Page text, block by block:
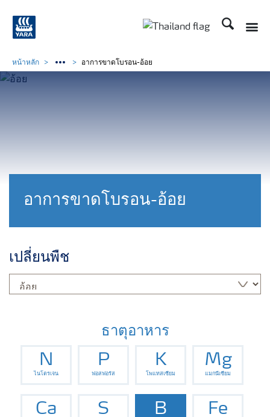
ค้นหา
อาการขาดโบรอน-อ้อย
หน้าหลัก อาการขาดโบรอน-อ้อย
เปลี่ยนพืช
ธาตุอาหาร
N
ไนโตรเจน
P
ฟอสฟอรัส
K
โพแทสเซียม
Mg
แมกนีเซียม
Ca S B Fe